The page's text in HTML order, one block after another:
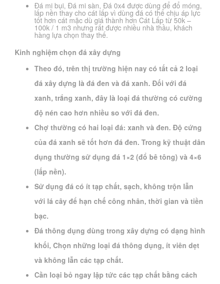
Đá mi bụi, Đá mi sàn, Đá 0x4 được dùng để đổ móng,
lấp nền thay cho cát lấp vì dùng đá có thể chịu áp lực
tốt hơn cát mặc dù giá thành hơn Cát Lấp từ 50k –
100k / 1 m3 nhưng rất được nhiều nhà thầu, khách
hàng lựa chọn thay thế.
Kinh nghiệm chọn đá xây dựng
Theo đó, trên thị trường hiện nay có tất cả 2 loại
đá xây dựng là đá đen và đá xanh. Đối với đá
xanh, trắng xanh, đây là loại đá thường có cường
độ nén cao hơn nhiều so với đá đen.
Chợ thường có hai loại đá: xanh và đen. Độ cứng
của đá xanh sẽ tốt hơn đá đen. Trong kỹ thuật dân
dụng thường sử dụng đá 1×2 (đổ bê tông) và 4×6
(lấp nền).
Sử dụng đá có ít tạp chất, sạch, không trộn lẫn
với lá cây để hạn chế công nhân, thời gian và tiền
bạc.
Đá thông dụng dùng trong xây dựng có dạng hình
khối, Chọn những loại đá thông dụng, ít viên dẹt
và không lẫn các tạp chất.
Cần loại bỏ ngay lập tức các tạp chất bằng cách